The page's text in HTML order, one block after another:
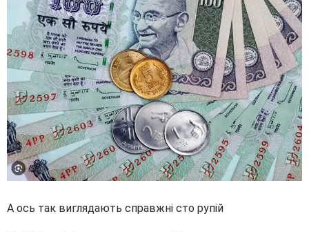
А ось так виглядають справжні сто рупій